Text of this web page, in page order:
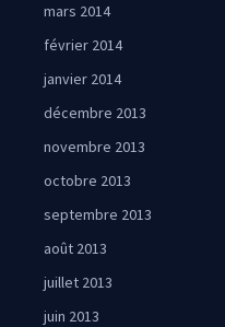
mars 2014
février 2014
janvier 2014
décembre 2013
novembre 2013
octobre 2013
septembre 2013
août 2013
juillet 2013
juin 2013